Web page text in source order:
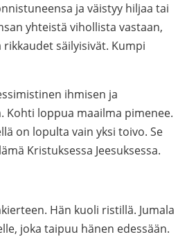
ja väistyy hiljaa tai
yhteistä vihollista vastaan,
säilyisivät. Kumpi
ihmisen ja
Kohti loppua maailma pimenee.
on lopulta vain yksi toivo. Se
Kristuksessa Jeesuksessa.
Hän kuoli ristillä. Jumala
joka taipuu hänen edessään.